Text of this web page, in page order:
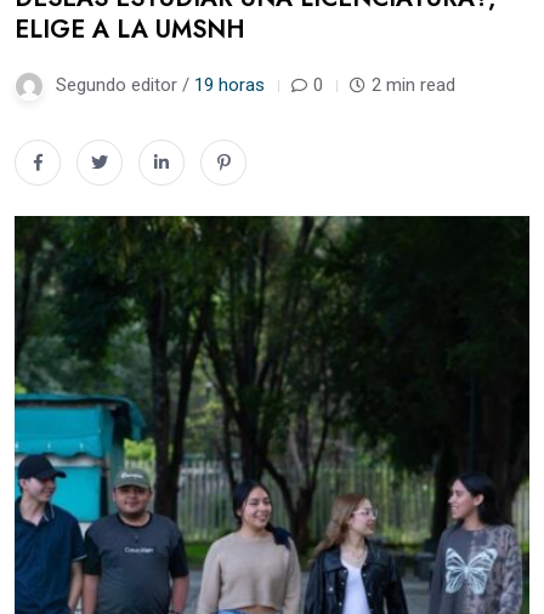
ELIGE A LA UMSNH
Segundo editor / 19 horas 0 2 min read